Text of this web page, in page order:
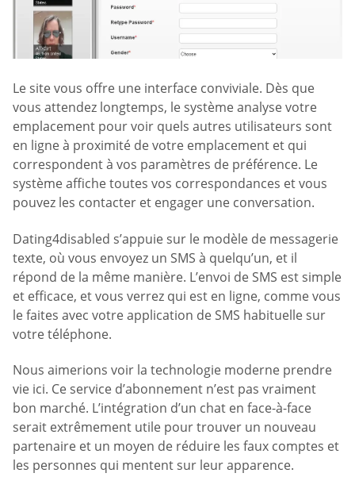
Le site vous offre une interface conviviale. Dès que
vous attendez longtemps, le système analyse votre
emplacement pour voir quels autres utilisateurs sont
en ligne à proximité de votre emplacement et qui
correspondent à vos paramètres de préférence. Le
système affiche toutes vos correspondances et vous
pouvez les contacter et engager une conversation.
Dating4disabled s’appuie sur le modèle de messagerie
texte, où vous envoyez un SMS à quelqu’un, et il
répond de la même manière. L’envoi de SMS est simple
et efficace, et vous verrez qui est en ligne, comme vous
le faites avec votre application de SMS habituelle sur
votre téléphone.
Nous aimerions voir la technologie moderne prendre
vie ici. Ce service d’abonnement n’est pas vraiment
bon marché. L’intégration d’un chat en face-à-face
serait extrêmement utile pour trouver un nouveau
partenaire et un moyen de réduire les faux comptes et
les personnes qui mentent sur leur apparence.